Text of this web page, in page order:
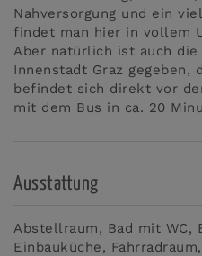
Nahversorgung und ein
findet man hier in vollem
Aber natürlich ist auch die
Innenstadt Graz gegeben,
befindet sich direkt vor
mit dem Bus in ca. 20
Ausstattung
Abstellraum Bad mit WC
Einbauküche
Fahrradraum